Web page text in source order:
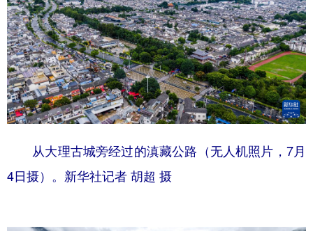
从大理古城旁经过的滇藏公路（无人机照片，7月
4日摄）。新华社记者 胡超 摄